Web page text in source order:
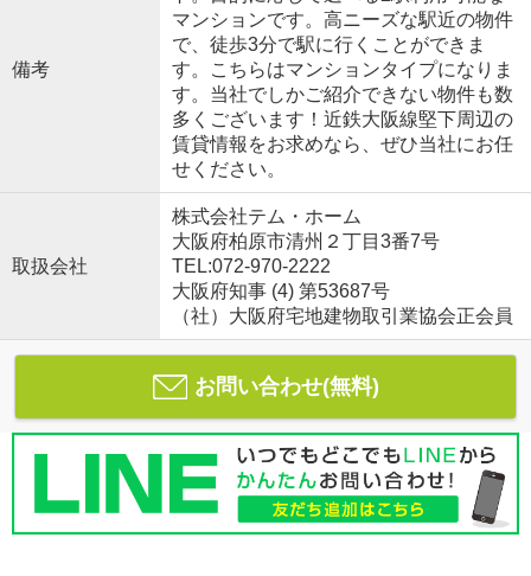
備考
マンションです。高ニーズな駅近の物件
で、徒歩3分で駅に行くことができま
す。こちらはマンションタイプになりま
す。当社でしかご紹介できない物件も数
多くございます！近鉄大阪線堅下周辺の
賃貸情報をお求めなら、ぜひ当社にお任
せください。
取扱会社
株式会社テム・ホーム
大阪府柏原市清州２丁目3番7号
TEL:072-970-2222
大阪府知事 (4) 第53687号
（社）大阪府宅地建物取引業協会正会員
お問い合わせ(無料)